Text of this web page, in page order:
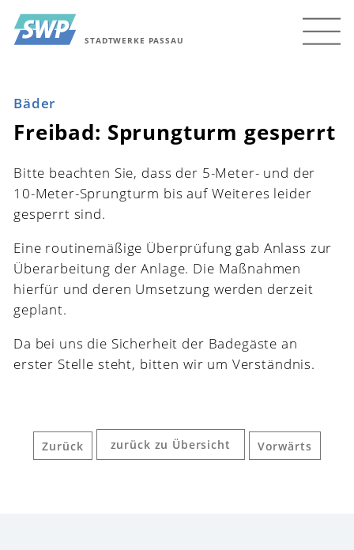
STADTWERKE PASSAU
Bäder
Freibad: Sprungturm gesperrt
Bitte beachten Sie, dass der 5-Meter- und der
10-Meter-Sprungturm bis auf Weiteres leider
gesperrt sind.
Eine routinemäßige Überprüfung gab Anlass zur
Überarbeitung der Anlage. Die Maßnahmen
hierfür und deren Umsetzung werden derzeit
geplant.
Da bei uns die Sicherheit der Badegäste an
erster Stelle steht, bitten wir um Verständnis.
Zurück zurück zu Übersicht Vorwärts